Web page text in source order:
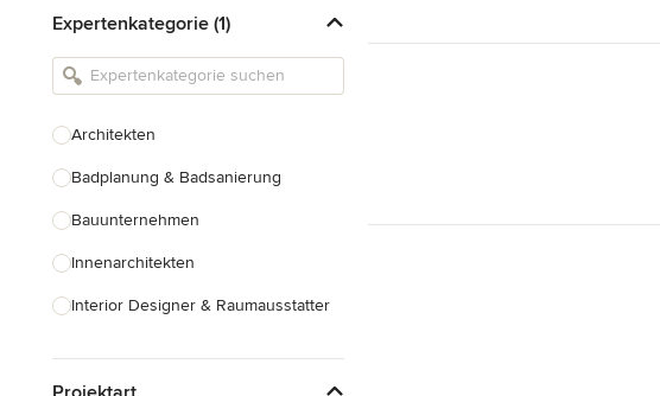
Expertenkategorie (1)
Architekten
Badplanung & Badsanierung
Bauunternehmen
Innenarchitekten
Interior Designer & Raumausstatter
Landschaftsarchitekten